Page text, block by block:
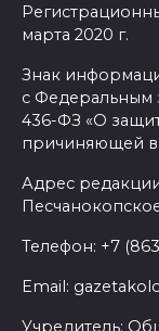
марта 2020 г.
Знак
с Федеральным
436-ФЗ «О
причиняющей
Адрес
Телефон: +7
Email:
Учредитель: